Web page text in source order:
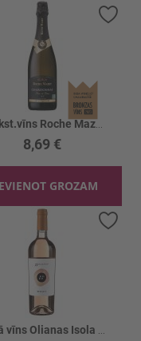
vēlmju sarakstam
8,69 €
GROZAM
vēlmju sarakstam